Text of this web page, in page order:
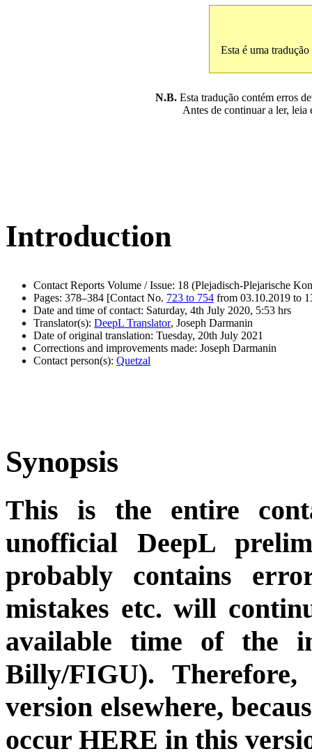
Esta é uma tradução
N.B. Esta tradução contém erros
Antes de continuar a ler, leia
Introduction
Contact Reports Volume / Issue: 18 (Plejadisch-Plejarische
Pages: 378–384 [Contact No. 723 to 754 from 03.10.2019 to
Date and time of contact: Saturday, 4th July 2020, 5:53 hrs
Translator(s): DeepL Translator, Joseph Darmanin
Date of original translation: Tuesday, 20th July 2021
Corrections and improvements made: Joseph Darmanin
Contact person(s): Quetzal
Synopsis
This is the entire
unofficial DeepL
probably contains
mistakes etc. will
available time of the
Billy/FIGU).
version elsewhere,
occur HERE in this